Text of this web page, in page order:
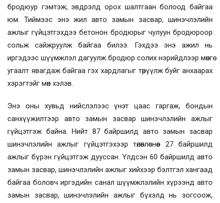
бродюур гэмтэж, эвдрэлд орох шалтгаан болоод байгаа
юм. Тиймээс энэ жил авто замын засвар, шинэчлэлийн
ажлыг гүйцэтгэхдээ бетонон бродюрыг чулуун бродюроор
сольж сайжруулж байгаа билээ. Гэхдээ энэ ажил нь
иргэдээс шүүмжлэл дагуулж бродюр солих нэрийдлээр мөнгө
угаалт явагдаж байгаа гэх хардлагыг төрүүлж буйг анхаарах
хэрэгтэйг мөн хэлэв.
Энэ оны хувьд нийслэлээс үнэт цаас гаргаж, бондын
санхүүжилтээр авто замын засвар шинэчлэлийн ажлыг
гүйцэтгэж байна. Нийт 87 байршилд авто замын засвар
шинэчлэлийн ажлыг гүйцэтгэхээр төлөвлөснөөс 27 байршилд
ажлыг бүрэн гүйцэтгэж дууссан. Үлдсэн 60 байршилд авто
замын засвар, шинэчлэлийн ажлыг хийхээр бэлтгэл хангаад
байгаа боловч иргэдийн санал шүүмжлэлийн хүрээнд авто
замын засвар, шинэчлэлийн ажлыг бүхэлд нь зогсоож,